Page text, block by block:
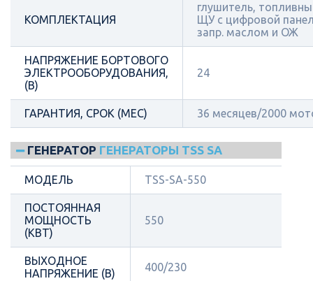
КОМПЛЕКТАЦИЯ
глушитель,
ЩУ с цифровой
запр. маслом и ОЖ
НАПРЯЖЕНИЕ БОРТОВОГО
ЭЛЕКТРООБОРУДОВАНИЯ,
(В)
24
ГАРАНТИЯ, СРОК (МЕС) 36 месяцев/2000
ГЕНЕРАТОР ГЕНЕРАТОРЫ TSS SA
МОДЕЛЬ TSS-SA-550
ПОСТОЯННАЯ
МОЩНОСТЬ
(КВТ)
550
ВЫХОДНОЕ
НАПРЯЖЕНИЕ (В)
400/230